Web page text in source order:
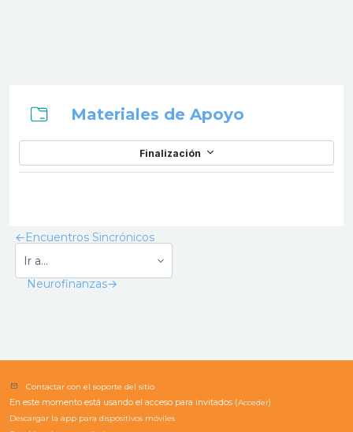
Materiales de Apoyo
Finalización
←Encuentros Sincrónicos
→
Neurofinanzas
Contactar con el soporte del sitio
En este momento está usando el acceso para invitados (Acceder)
Descargar la app para dispositivos móviles